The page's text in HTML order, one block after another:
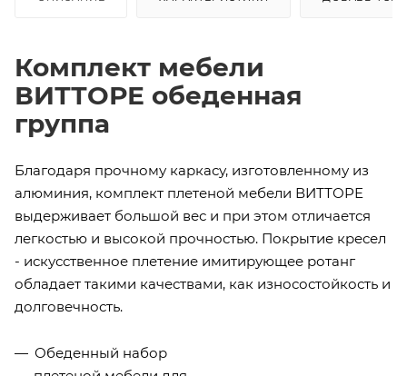
Комплект мебели
ВИТТОРЕ обеденная
группа
Благодаря прочному каркасу, изготовленному из
алюминия, комплект плетеной мебели ВИТТОРЕ
выдерживает большой вес и при этом отличается
легкостью и высокой прочностью. Покрытие кресел
- искусственное плетение имитирующее ротанг
обладает такими качествами, как износостойкость и
долговечность.
Обеденный набор